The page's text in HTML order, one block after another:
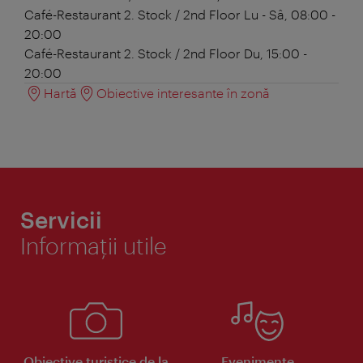
Café-Restaurant 2. Stock / 2nd Floor Lu - Sâ, 08:00 -
20:00
Café-Restaurant 2. Stock / 2nd Floor Du, 15:00 -
20:00
Hartă
Obiective interesante în zonă
Servicii
Informaţii utile